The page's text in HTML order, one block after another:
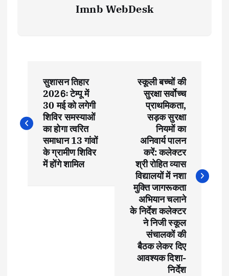
Imnb WebDesk
s
सुशासन तिहार
2026ः टेम्पू में
30 मई को लगेगी
शिविर समस्याओं
का होगा त्वरित
समाधान 13 गांवों
के ग्रामीण शिविर
में होंगे शामिल
स्कूली बच्चों की
सुरक्षा सर्वाेच्च
प्राथमिकता,
सड़क सुरक्षा
नियमों का
अनिवार्य पालन
करें: कलेक्टर
श्री रोहित व्यास
विद्यालयों में नशा
मुक्ति जागरूकता
अभियान चलाने
के निर्देश कलेक्टर
ने निजी स्कूल
संचालकों की
बैठक लेकर दिए
आवश्यक दिशा-
निर्देश